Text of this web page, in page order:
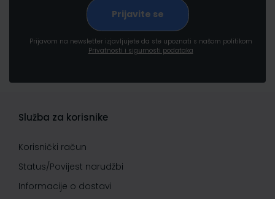
Prijavom na newsletter izjavljujete da ste upoznati s našom politikom
Privatnosti i sigurnosti podataka
Služba za korisnike
Korisnički račun
Status/Povijest narudžbi
Informacije o dostavi